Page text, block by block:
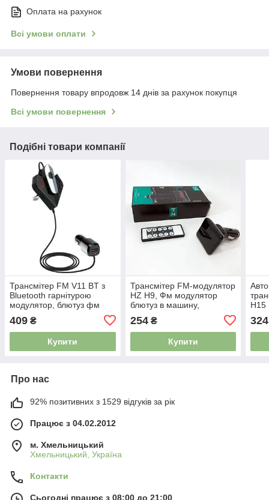
Оплата на рахунок
Всі умови оплати
Умови повернення
Повернення товару впродовж 14 днів за рахунок покупця
Всі умови повернення
Подібні товари компанії
Трансмітер FM V11 BT з
Bluetooth гарнітурою
модулятор, блютуз фм
автомагнітоли 4517298
409 ₴
Купити
Трансмітер FM-модулятор
HZ H9, Фм модулятор
блютуз в машину,
5057758
254₴
Купити
H15
324
Про нас
92% позитивних з 1529 відгуків за рік
Працює з 04.02.2012
м. Хмельницький
Хмельницький, Україна
Контакти
Сьогодні працює з 08:00 до 21:00